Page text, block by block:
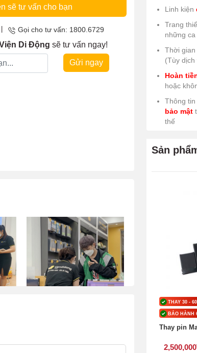
sẽ tư vấn cho bạn
Gọi cho tư vấn: 1800.6729
Di Động sẽ tư vấn ngay!
Gửi ngay
Linh kiện
Trang
những ca
Thời gian
(Tùy dịch
Hoàn
hoặc
Thông
bảo mật
thế
Sản
THAY 30 -
BẢO HÀNH
Thay pin
2,500,000